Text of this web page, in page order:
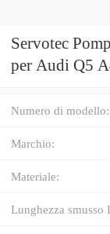
Servotec
per Audi Q5
Numero di modello:
Marchio:
Materiale:
Lunghezza smusso